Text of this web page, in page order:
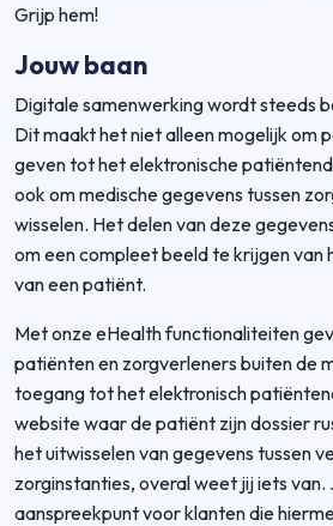
Grijp hem!
Jouw baan
Digitale samenwerking wordt steeds
Dit maakt het niet alleen mogelijk om
geven tot het elektronische
ook om medische gegevens tussen
wisselen. Het delen van deze
om een compleet beeld te krijgen van
van een patiënt.
Met onze eHealth functionaliteiten
patiënten en zorgverleners buiten de
toegang tot het elektronisch
website waar de patiënt zijn dossier
het uitwisselen van gegevens tussen
zorginstanties, overal weet jij iets van.
aanspreekpunt voor klanten die